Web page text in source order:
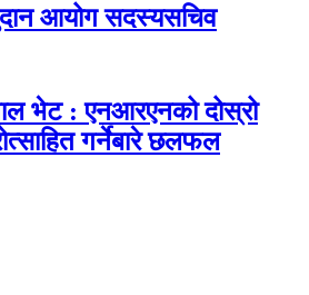
आयोग सदस्यसचिव
भेट : एनआरएनको दोस्रो
गर्नेबारे छलफल